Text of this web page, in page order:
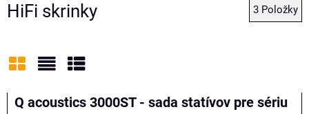
HiFi skrinky 3 Položky
Mriežka
Q acoustics 3000ST - sada statívov pre sériu